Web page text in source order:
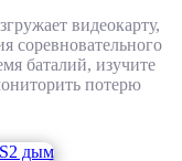
видеокарту,
соревновательного
баталий, изучите
потерю